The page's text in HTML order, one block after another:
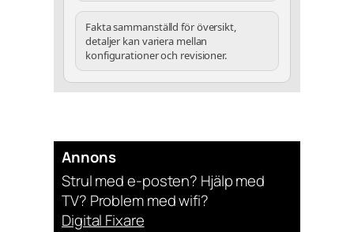
Fakta sammanställd för översikt,
detaljer kan variera mellan
konfigurationer och revisioner.
Annons
Strul med e-posten? Hjälp med
TV? Problem med wifi?
Digital Fixare